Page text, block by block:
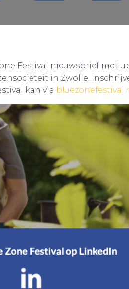
Festival nieuwsbrief met
in Zwolle.
kan via